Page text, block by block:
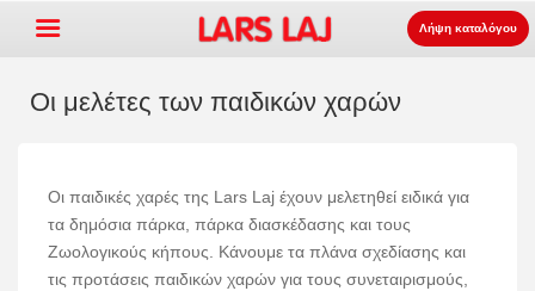
Πάρκο και επίπλωση δρόμου+
Ο αθλητισμός εξοπλισμός +
Λήψη καταλόγου
Οι μελέτες των παιδικών χαρών
Οι παιδικές χαρές της Lars Laj έχουν μελετηθεί ειδικά για
τα δημόσια πάρκα, πάρκα διασκέδασης και τους
Ζωολογικούς κήπους. Κάνουμε τα πλάνα σχεδίασης και
τις προτάσεις παιδικών χαρών για τους συνεταιρισμούς,